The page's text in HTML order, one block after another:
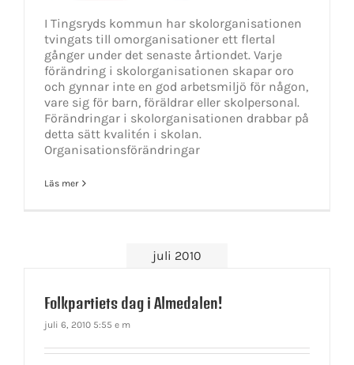
I Tingsryds kommun har skolorganisationen
tvingats till omorganisationer ett flertal
gånger under det senaste årtiondet. Varje
förändring i skolorganisationen skapar oro
och gynnar inte en god arbetsmiljö för någon,
vare sig för barn, föräldrar eller skolpersonal.
Förändringar i skolorganisationen drabbar på
detta sätt kvalitén i skolan.
Organisationsförändringar
Läs mer
juli 2010
Folkpartiets dag i Almedalen!
juli 6, 2010 5:55 e m